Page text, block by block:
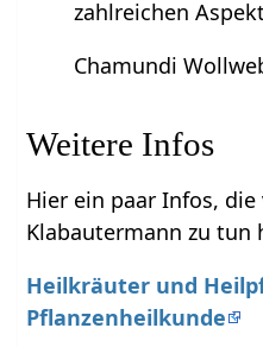
zahlreichen
Chamundi
Weitere Infos
Hier ein paar Infos,
Klabautermann zu tun
Heilkräuter und
Pflanzenheilkunde